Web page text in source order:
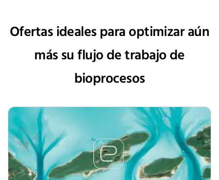
Ofertas ideales para optimizar aún
más su flujo de trabajo de
bioprocesos